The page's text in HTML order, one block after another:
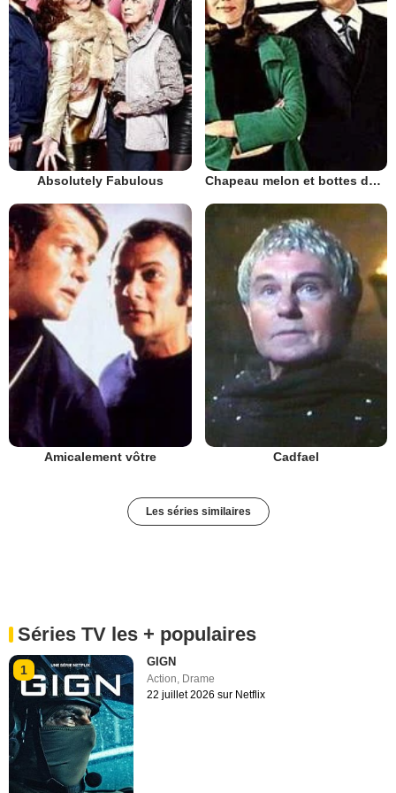
Absolutely Fabulous Chapeau melon et bottes de cuir - 1961
Amicalement vôtre Cadfael
Les séries similaires
Séries TV les + populaires
1
GIGN
Action, Drame
22 juillet 2026 sur Netflix